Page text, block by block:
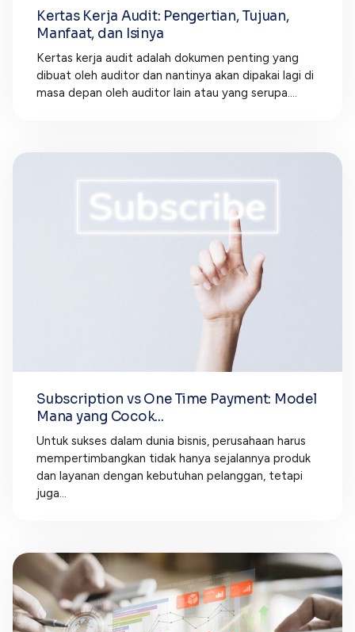
Kertas Kerja Audit: Pengertian, Tujuan,
Manfaat, dan Isinya
Kertas kerja audit adalah dokumen penting yang
dibuat oleh auditor dan nantinya akan dipakai lagi di
masa depan oleh auditor lain atau yang serupa....
Subscription vs One Time Payment: Model
Mana yang Cocok...
Untuk sukses dalam dunia bisnis, perusahaan harus
mempertimbangkan tidak hanya sejalannya produk
dan layanan dengan kebutuhan pelanggan, tetapi
juga...